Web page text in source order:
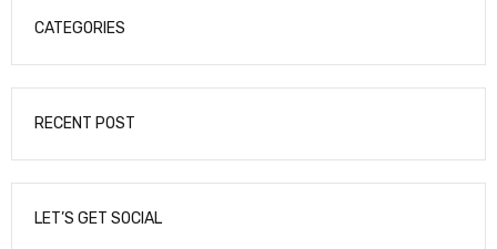
CATEGORIES
RECENT POST
LET’S GET SOCIAL